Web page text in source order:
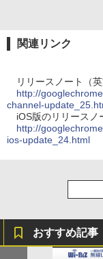
関連リンク
リリースノート（英
http://
channel-
iOS版のリリースノ
http://
ios-update_24.html
おすすめ記事